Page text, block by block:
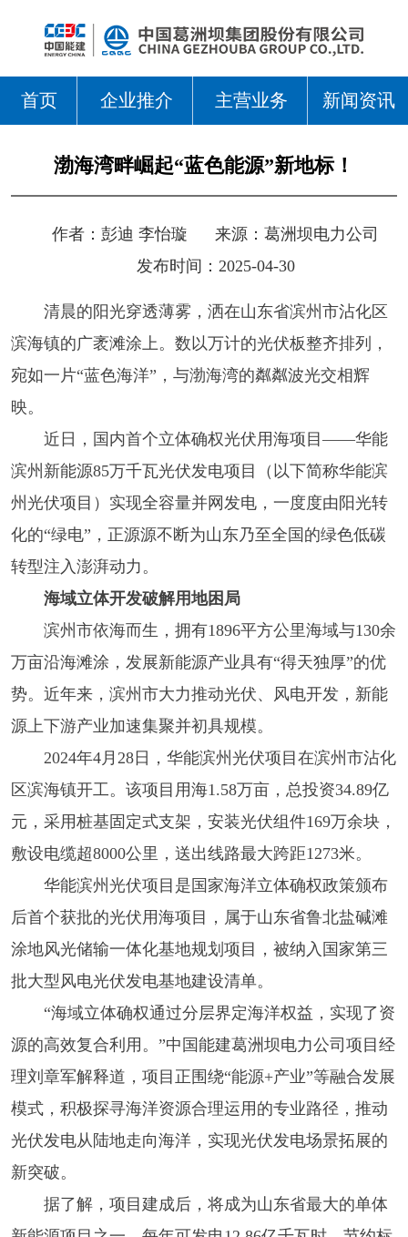
首页 企业推介 主营业务 新闻资讯
渤海湾畔崛起“蓝色能源”新地标！
作者： 彭迪 李怡璇 来源： 葛洲坝电力公司
发布时间：2025-04-30
清晨的阳光穿透薄雾，洒在山东省滨州市沾化区
滨海镇的广袤滩涂上。数以万计的光伏板整齐排列，
宛如一片“蓝色海洋”，与渤海湾的粼粼波光交相辉
映。
近日，国内首个立体确权光伏用海项目——华能
滨州新能源85万千瓦光伏发电项目（以下简称华能滨
州光伏项目）实现全容量并网发电，一度度由阳光转
化的“绿电”，正源源不断为山东乃至全国的绿色低碳
转型注入澎湃动力。
海域立体开发破解用地困局
滨州市依海而生，拥有1896平方公里海域与130余
万亩沿海滩涂，发展新能源产业具有“得天独厚”的优
势。近年来，滨州市大力推动光伏、风电开发，新能
源上下游产业加速集聚并初具规模。
2024年4月28日，华能滨州光伏项目在滨州市沾化
区滨海镇开工。该项目用海1.58万亩，总投资34.89亿
元，采用桩基固定式支架，安装光伏组件169万余块，
敷设电缆超8000公里，送出线路最大跨距1273米。
华能滨州光伏项目是国家海洋立体确权政策颁布
后首个获批的光伏用海项目，属于山东省鲁北盐碱滩
涂地风光储输一体化基地规划项目，被纳入国家第三
批大型风电光伏发电基地建设清单。
“海域立体确权通过分层界定海洋权益，实现了资
源的高效复合利用。”中国能建葛洲坝电力公司项目经
理刘章军解释道，项目正围绕“能源+产业”等融合发展
模式，积极探寻海洋资源合理运用的专业路径，推动
光伏发电从陆地走向海洋，实现光伏发电场景拓展的
新突破。
据了解，项目建成后，将成为山东省最大的单体